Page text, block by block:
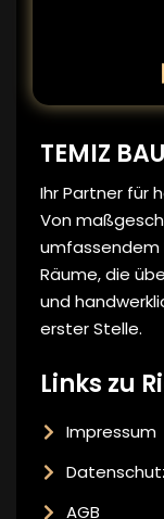
TEMIZ
Ihr Partner für
Von
umfassendem
Räume, die
und
erster Stelle.
Links zu
Impressum
AGB